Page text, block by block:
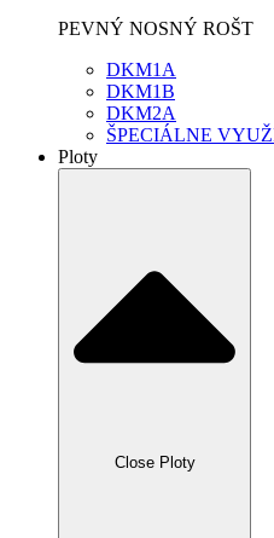
PEVNÝ NOSNÝ ROŠT
DKM1A
DKM1B
DKM2A
ŠPECIÁLNE
Ploty
Close Ploty